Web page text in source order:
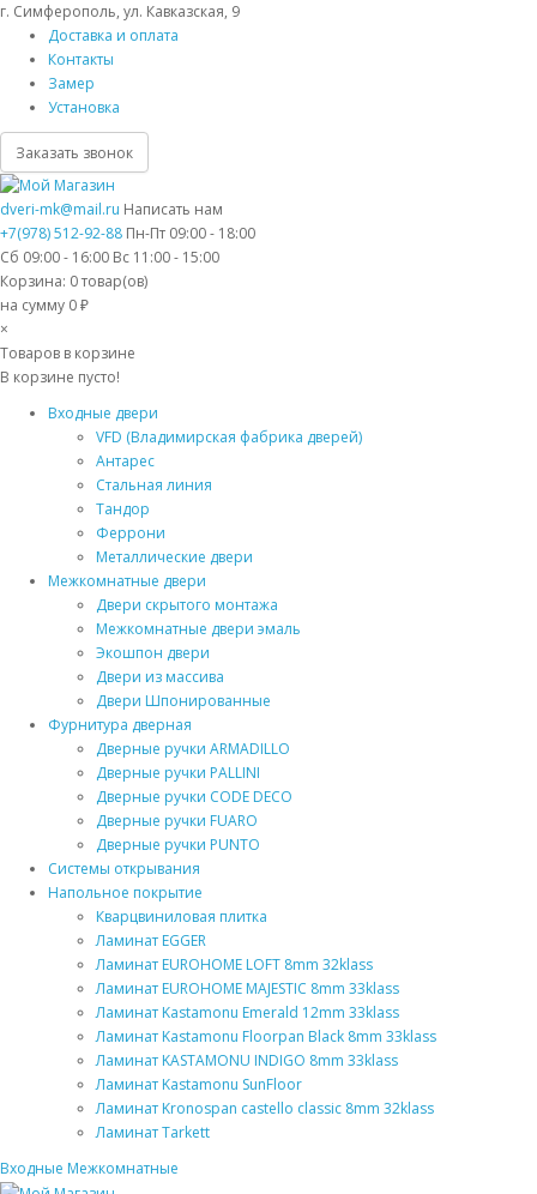
г. Симферополь, ул. Кавказская, 9
Доставка и оплата
Контакты
Замер
Установка
Заказать звонок
dveri-mk@mail.ru Написать нам
+7(978) 512-92-88 Пн-Пт 09:00 - 18:00
Сб 09:00 - 16:00 Вс 11:00 - 15:00
Корзина: 0товар(ов)
на сумму 0 ₽
×
Товаров в корзине
В корзине пусто!
Входные двери
VFD (Владимирская фабрика дверей)
Антарес
Стальная линия
Тандор
Феррони
Металлические двери
Межкомнатные двери
Двери скрытого монтажа
Межкомнатные двери эмаль
Экошпон двери
Двери из массива
Двери Шпонированные
Фурнитура дверная
Дверные ручки ARMADILLO
Дверные ручки PALLINI
Дверные ручки CODE DECO
Дверные ручки FUARO
Дверные ручки PUNTO
Системы открывания
Напольное покрытие
Кварцвиниловая плитка
Ламинат EGGER
Ламинат EUROHOME LOFT 8mm 32klass
Ламинат EUROHOME MAJESTIC 8mm 33klass
Ламинат Kastamonu Emerald 12mm 33klass
Ламинат Kastamonu Floorpan Black 8mm 33klass
Ламинат KASTAMONU INDIGO 8mm 33klass
Ламинат Kastamonu SunFloor
Ламинат Kronospan castello classic 8mm 32klass
Ламинат Tarkett
Входные Межкомнатные